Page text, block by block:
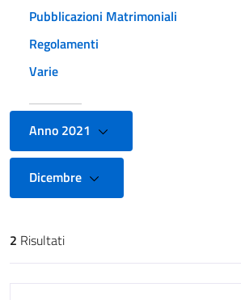
Pubblicazioni Matrimoniali
Regolamenti
Varie
Anno 2021
Dicembre
Risultati di ricerca
2 Risultati